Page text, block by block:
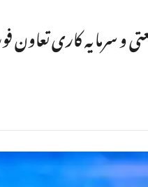
و سرمایہ کاری تعاون